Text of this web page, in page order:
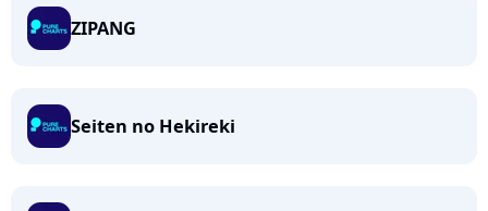
ZIPANG
Seiten no Hekireki